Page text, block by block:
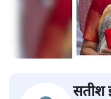
सतीश